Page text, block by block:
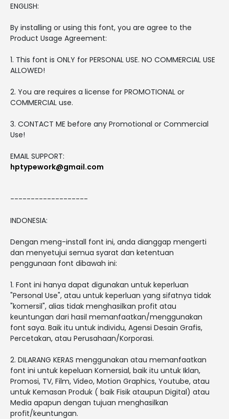
ENGLISH:
By installing or using this font, you are agree to the
Product Usage Agreement:
1. This font is ONLY for PERSONAL USE. NO COMMERCIAL USE
ALLOWED!
2. You are requires a license for PROMOTIONAL or
COMMERCIAL use.
3. CONTACT ME before any Promotional or Commercial
Use!
EMAIL SUPPORT:
hptypework@gmail.com
-------------------
INDONESIA:
Dengan meng-install font ini, anda dianggap mengerti
dan menyetujui semua syarat dan ketentuan
penggunaan font dibawah ini:
1. Font ini hanya dapat digunakan untuk keperluan
"Personal Use", atau untuk keperluan yang sifatnya tidak
"komersil", alias tidak menghasilkan profit atau
keuntungan dari hasil memanfaatkan/menggunakan
font saya. Baik itu untuk individu, Agensi Desain Grafis,
Percetakan, atau Perusahaan/Korporasi.
2. DILARANG KERAS menggunakan atau memanfaatkan
font ini untuk kepeluan Komersial, baik itu untuk Iklan,
Promosi, TV, Film, Video, Motion Graphics, Youtube, atau
untuk Kemasan Produk ( baik Fisik ataupun Digital) atau
Media apapun dengan tujuan menghasilkan
profit/keuntungan.